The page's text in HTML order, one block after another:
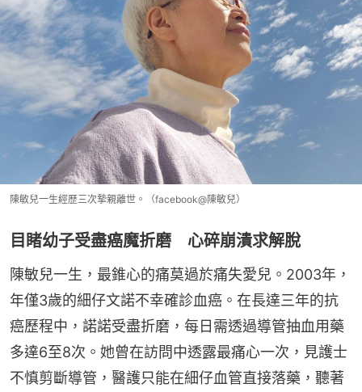
陳敏兒一生經歷三次摯親離世。（facebook@陳敏兒）
目睹幼子受盡癌魔折磨 心碎崩潰求解脫
陳敏兒一生，最錐心的痛莫過於痛失愛兒。2003年，
年僅3歲的細仔文諾不幸確診血癌。在長達三年的抗
癌歷程中，諾諾受盡折磨，每日需透過導管抽血用藥
多達6至8次。她曾在訪問中透露最痛心一次，見護士
不慎剪斷導管，醫護只能在細仔血管直接落藥，聽著